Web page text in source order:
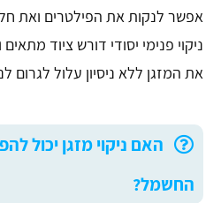
אפשר לנקות את הפילטרים ואת
ניקוי פנימי יסודי דורש ציוד
את המזגן ללא ניסיון עלול לגרום
האם ניקוי מזגן יכול
החשמל?